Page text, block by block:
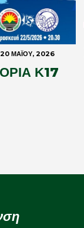
20 ΜΑΪ́ΟΥ, 2026
Κ17